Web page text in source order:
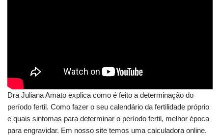
Dra Juliana Amato explica como é feito a determinação do
período fertil. Como fazer o seu calendário da fertilidade próprio
e quais sintomas para determinar o período fertil, melhor época
para engravidar. Em nosso site temos uma calculadora online.